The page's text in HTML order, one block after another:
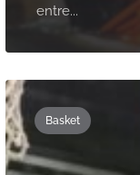
entre...
Basket